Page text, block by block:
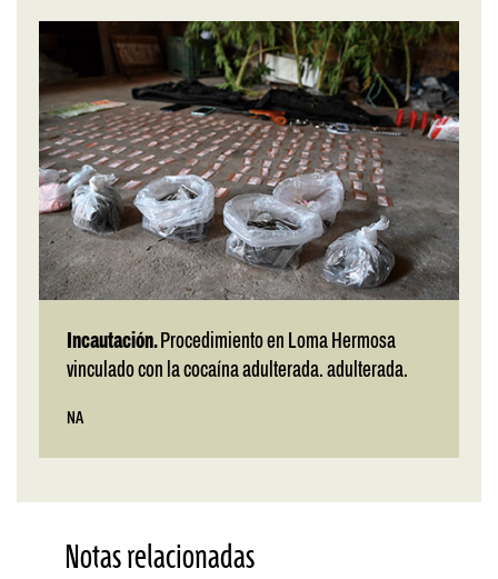
Incautación. Procedimiento en Loma Hermosa
vinculado con la cocaína adulterada. adulterada.
NA
Notas relacionadas